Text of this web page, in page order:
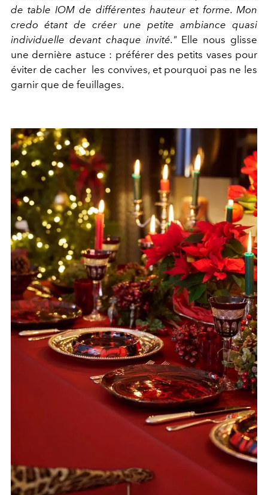
de table IOM de différentes hauteur et forme. Mon
credo étant de créer une petite ambiance quasi
individuelle devant chaque invité." Elle nous glisse
une dernière astuce : préférer des petits vases pour
éviter de cacher les convives, et pourquoi pas ne les
garnir que de feuillages.